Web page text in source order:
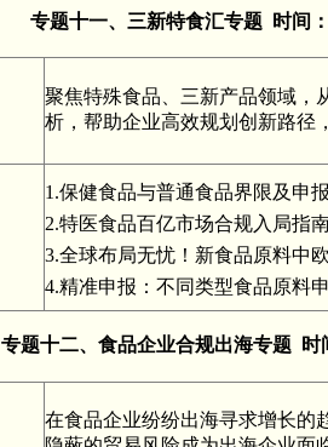
专题十一、三新特食汇专题 时间
聚焦特殊食品、三新产品领域，
析，帮助企业高效规划创新路径
1.保健食品与普通食品界限及申
2.特医食品百亿市场合规入局指
3.全球布局无忧！新食品原料中
4.精准申报：不同类型食品原料
专题十二、食品企业合规出海专题 时
在食品企业纷纷出海寻求增长的